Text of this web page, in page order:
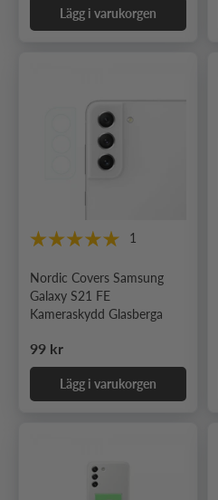
Lägg i varukorgen
1
Nordic Covers Samsung
Galaxy S21 FE
Kameraskydd Glasberga
Ordinarie pris
99 kr
Lägg i varukorgen